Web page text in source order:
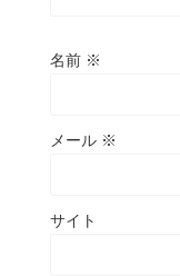
名前 ※
メール ※
サイト